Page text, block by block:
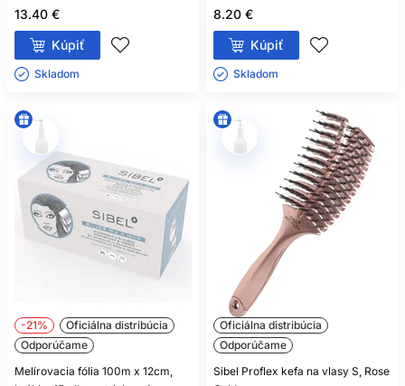
13.40 €
Kúpiť
Skladom ㅤ
8.20 €
Kúpiť
Skladom ㅤ
-21%
Oficiálna distribúcia
Odporúčame
Melírovacia fólia 100m x 12cm,
Oficiálna distribúcia
Odporúčame
Sibel Proflex kefa na vlasy S, Rose